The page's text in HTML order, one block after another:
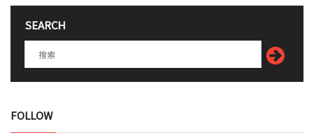
SEARCH
FOLLOW